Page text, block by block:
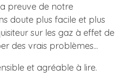
preuve de notre
doute plus facile et plus
sur les gaz à effet de
des vrais problèmes...
et agréable à lire.